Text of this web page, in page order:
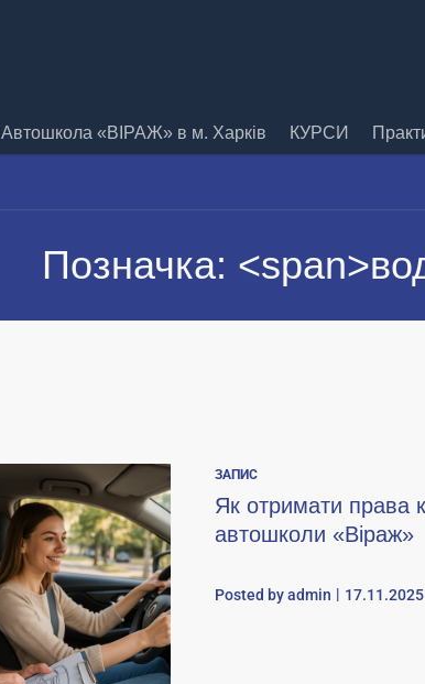
Автошкола «ВІРАЖ» в м. Харків КУРСИ
Позначка:
ЗАПИС
Як отримати права
автошколи «Віраж»
Posted byadmin 17.11.2025